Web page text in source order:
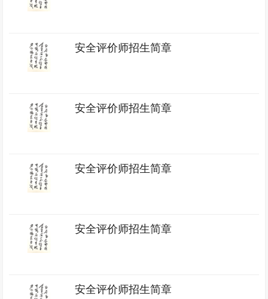
安全评价师招生简章
安全评价师招生简章
安全评价师招生简章
安全评价师招生简章
安全评价师招生简章